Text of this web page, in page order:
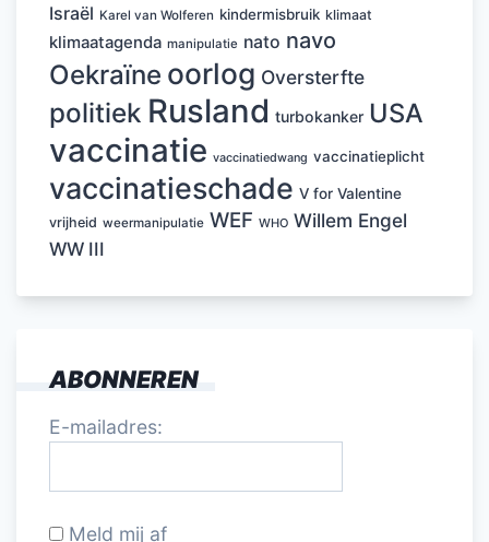
Israël Karel van Wolferen kindermisbruik klimaat
klimaatagenda manipulatie nato navo
Oekraïne oorlog Oversterfte
politiek Rusland turbokanker USA
vaccinatie vaccinatiedwang vaccinatieplicht
vaccinatieschade V for Valentine
vrijheid weermanipulatie WEF WHO Willem Engel
WW III
ABONNEREN
E-mailadres:
Meld mij af